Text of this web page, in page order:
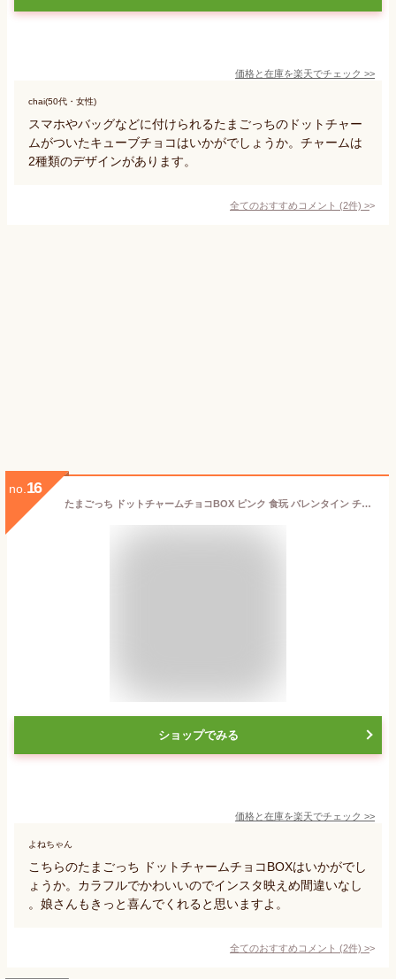
価格と在庫を楽天でチェック >>
chai(50代・女性)
スマホやバッグなどに付けられるたまごっちのドットチャー
ムがついたキューブチョコはいかがでしょうか。チャームは
2種類のデザインがあります。
全てのおすすめコメント (2件) >
no. 16
たまごっち ドットチャームチョコBOX ピンク 食玩 バレンタイン チャーム チョコレート 広島倉庫
ショップでみる
価格と在庫を楽天でチェック >>
よねちゃん
こちらのたまごっち ドットチャームチョコBOXはいかがでし
ょうか。カラフルでかわいいのでインスタ映えめ間違いなし
。娘さんもきっと喜んでくれると思いますよ。
全てのおすすめコメント (2件) >